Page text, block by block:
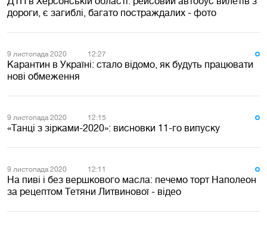
дороги, є загиблі, багато постраждалих - фото
9 листопада 2020 12:27
Карантин в Україні: стало відомо, як будуть працювати
нові обмеження
9 листопада 2020 12:15
«Танці з зірками-2020»: висновки 11-го випуску
9 листопада 2020 12:11
На пиві і без вершкового масла: печемо торт Наполеон
за рецептом Тетяни Литвинової - відео